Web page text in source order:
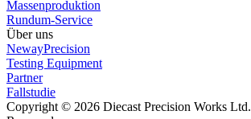
Massenproduktion
Rundum-Service
Über uns
NewayPrecision
Testing Equipment
Partner
Fallstudie
Copyright © 2026 Diecast Precision Works Ltd.